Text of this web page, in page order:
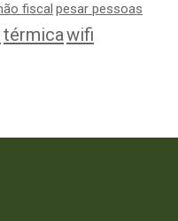
fiscal pesar pessoas
térmicawifi